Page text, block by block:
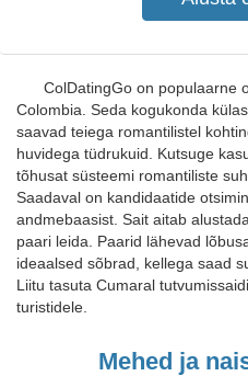
ColDatingGo on populaarne
Colombia. Seda kogukonda
saavad teiega romantilistel
huvidega tüdrukuid. Kutsuge
tõhusat süsteemi romantiliste
Saadaval on kandidaatide
andmebaasist. Sait aitab
paari leida. Paarid lähevad
ideaalsed sõbrad, kellega saad
Liitu tasuta Cumaral
turistidele.
Mehed ja